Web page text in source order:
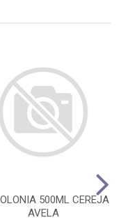
500ML CEREJA
AVELA